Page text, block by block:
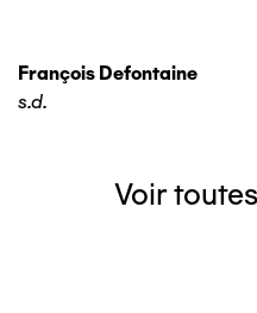
François Defontaine
s.d.
Voir